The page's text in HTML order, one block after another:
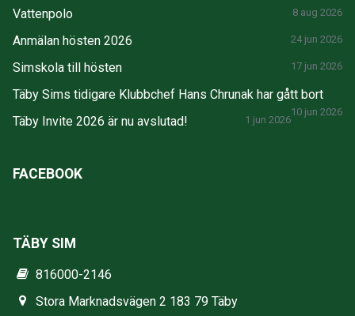
Vattenpolo 8 aug 2026
Anmälan hösten 2026 24 jun 2026
Simskola till hösten 17 jun 2026
Täby Sims tidigare Klubbchef Hans Chrunak har gått bort
10 jun 2026
Täby Invite 2026 är nu avslutad! 1 jun 2026
FACEBOOK
TÄBY SIM
816000-2146
Stora Marknadsvägen 2 183 79 Täby